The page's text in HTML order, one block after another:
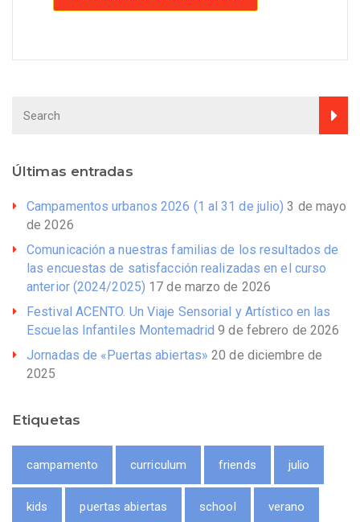
Últimas entradas
Campamentos urbanos 2026 (1 al 31 de julio) 3 de mayo
de 2026
Comunicación a nuestras familias de los resultados de
las encuestas de satisfacción realizadas en el curso
anterior (2024/2025) 17 de marzo de 2026
Festival ACENTO. Un Viaje Sensorial y Artístico en las
Escuelas Infantiles Montemadrid 9 de febrero de 2026
Jornadas de «Puertas abiertas» 20 de diciembre de
2025
Etiquetas
campamento curriculum friends julio
kids puertas abiertas school verano